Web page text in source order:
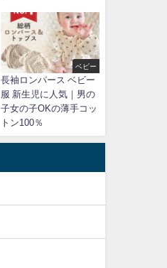
ベビー
長袖ロンパース ベビー
服 新生児に人気｜男の
子女の子OKの薄手コッ
トン100％